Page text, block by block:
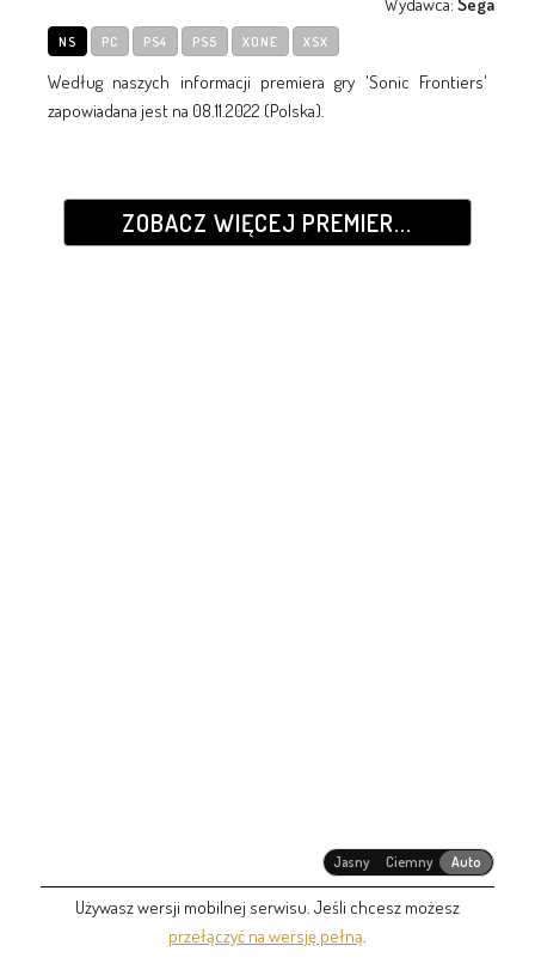
NS PC PS4 PS5 XONE XSX
Według naszych informacji premiera gry 'Sonic Frontiers'
zapowiadana jest na 08.11.2022 (Polska).
ZOBACZ WIĘCEJ PREMIER...
Jasny Ciemny Auto
Używasz wersji mobilnej serwisu. Jeśli chcesz możesz
przełączyć na wersję pełną